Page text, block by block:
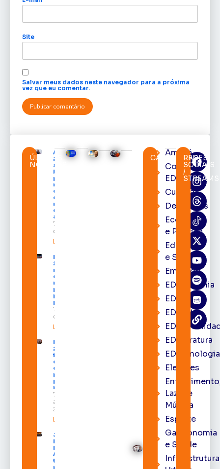
Site
Salvar meus dados neste navegador para a próxima
vez que eu comentar.
ÚLTIMAS
NOTÍCIAS
Acácio
Favacho
apresenta
balanço
parcial do
mandato
com mais
de R$ 668
milhões
destinados
ao Amapá
7 de agosto
de 2026
Leia mais »
Expofeira
2026 começa
neste sábado
com shows,
negócios e
programação
para todos os
públicos
7 de agosto
de 2026
Leia mais »
Expofeira
2026
impulsiona
economia
e aumenta
procura
por hotéis
na capital
7 de
agosto de
2026
Leia mais »
Juiz
Diego
Moura de
Araújo
toma
posse
CATEGORIAS
Amapá
Cortes
EDcast
Cultura
Destaques
Economia
e Política
Educação
e Saúde
Emprego
EDacademia
EDbrasília
EDcast
EDliteratura
EDtecnologia
Eleições
Lazer e
Música
Esporte
Gastronomia
e Saúde
Infraestrutura
REDES
SOCIAIS
/
STREAMS